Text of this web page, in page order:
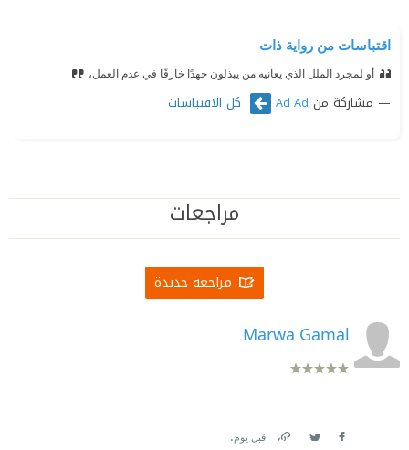
اقتباسات من رواية ذات
أو لمجرد الملل الذي يعانيه من يبذلون جهدًا خارقًا في عدم العمل،
مشاركة من Ad Ad كل الاقتباسات
مراجعات
مراجعة جديدة
Marwa Gamal
قبل يوم.